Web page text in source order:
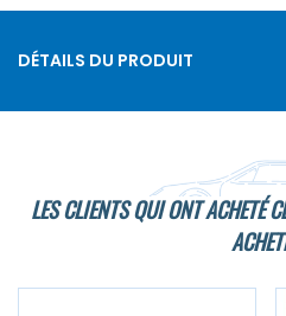
DÉTAILS DU PRODUIT
LES CLIENTS QUI ONT ACHETÉ